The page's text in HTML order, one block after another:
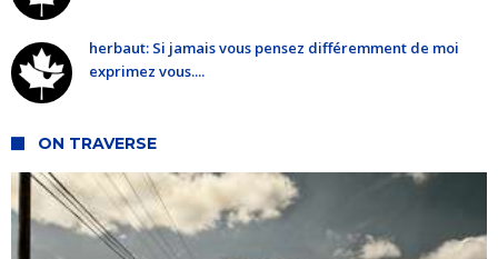
herbaut: Si jamais vous pensez différemment de moi
exprimez vous....
ON TRAVERSE